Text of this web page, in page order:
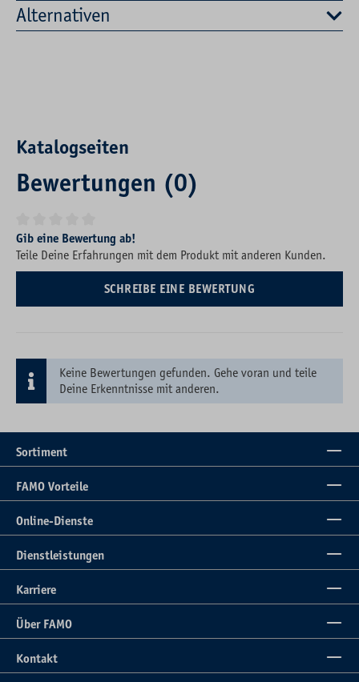
Alternativen
Katalogseiten
Bewertungen (0)
Durchschnittliche Bewertung von 0 von 5 Sternen
Gib eine Bewertung ab!
Teile Deine Erfahrungen mit dem Produkt mit anderen Kunden.
SCHREIBE EINE BEWERTUNG
Keine Bewertungen gefunden. Gehe voran und teile
Deine Erkenntnisse mit anderen.
Sortiment
FAMO Vorteile
Online-Dienste
Dienstleistungen
Karriere
Über FAMO
Kontakt